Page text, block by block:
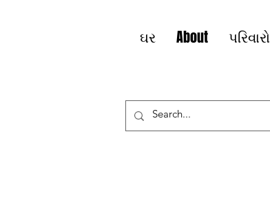
ઘર About પરિવારો